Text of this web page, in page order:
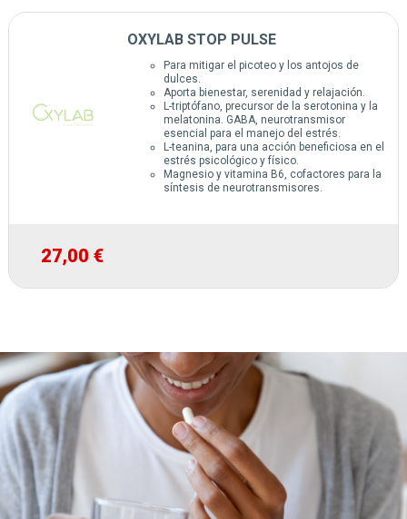
OXYLAB STOP PULSE
Para mitigar el picoteo y los antojos de
dulces.
Aporta bienestar, serenidad y relajación.
L-triptófano, precursor de la serotonina y la
melatonina. GABA, neurotransmisor
esencial para el manejo del estrés.
L-teanina, para una acción beneficiosa en el
estrés psicológico y físico.
Magnesio y vitamina B6, cofactores para la
síntesis de neurotransmisores.
27,00 €